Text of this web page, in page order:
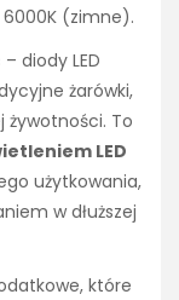
(zimne).
diody LED
żarówki,
żywotności. To
LED
użytkowania,
w dłuższej
które